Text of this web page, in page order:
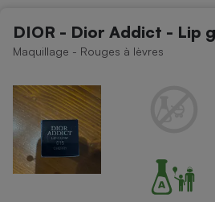
DIOR - Dior Addict - Lip
Maquillage - Rouges à lèvres